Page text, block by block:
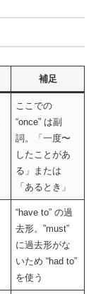
補足
ここでの
“once” は副
詞。「一度〜
したことがあ
る」または
「あるとき」
“have to” の過
去形。”must”
に過去形がな
いため “had to”
を使う